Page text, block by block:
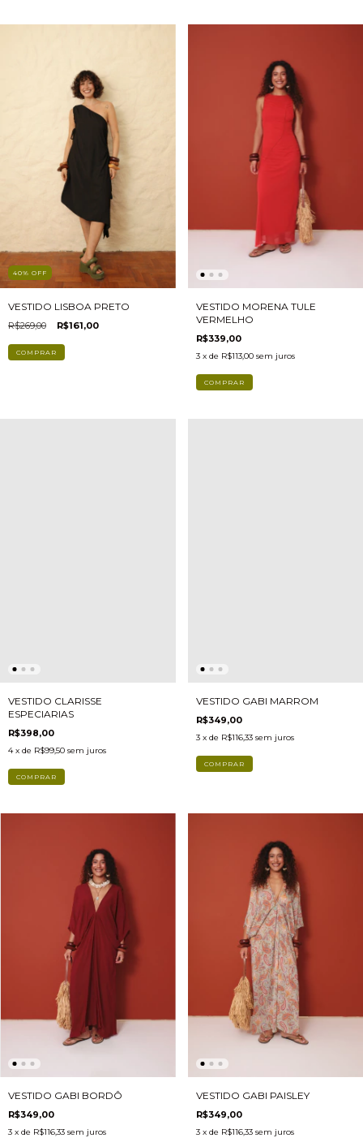
40% OFF
VESTIDO LISBOA PRETO
R$269,00 R$161,00
COMPRAR
VESTIDO MORENA TULE
VERMELHO
R$339,00
3 x de R$113,00 sem juros
COMPRAR
VESTIDO CLARISSE
ESPECIARIAS
R$398,00
4 x de R$99,50 sem juros
COMPRAR
VESTIDO GABI MARROM
R$349,00
3 x de R$116,33 sem juros
COMPRAR
VESTIDO GABI BORDÔ
R$349,00
3 x de R$116,33 sem juros
VESTIDO GABI PAISLEY
R$349,00
3 x de R$116,33 sem juros